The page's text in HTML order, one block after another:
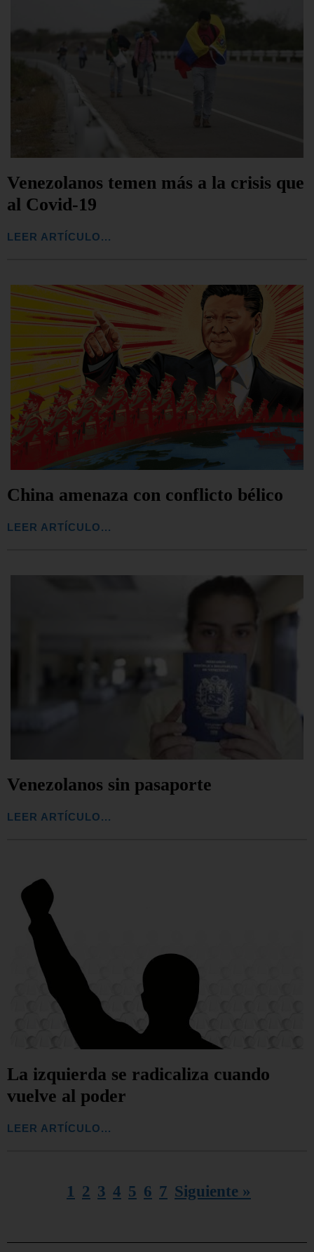
Venezolanos temen más a la crisis que
al Covid-19
LEER ARTÍCULO...
China amenaza con conflicto bélico
LEER ARTÍCULO...
Venezolanos sin pasaporte
LEER ARTÍCULO...
La izquierda se radicaliza cuando
vuelve al poder
LEER ARTÍCULO...
1 2 3 4 5 6 7 Siguiente »